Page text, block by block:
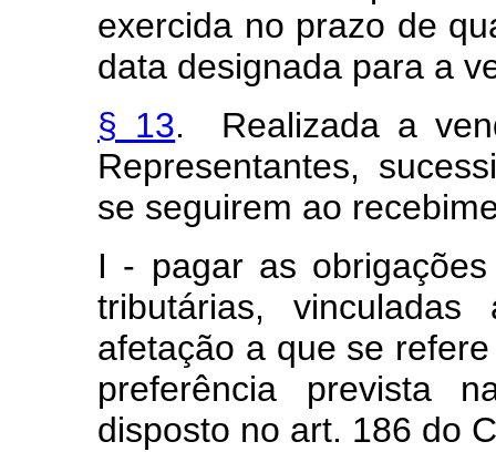
exercida no prazo de
data designada para a
§ 13. Realizada a
Representantes,
se seguirem ao
I - pagar as
tributárias,
afetação a que se
preferência prevista
disposto no art. 186 do